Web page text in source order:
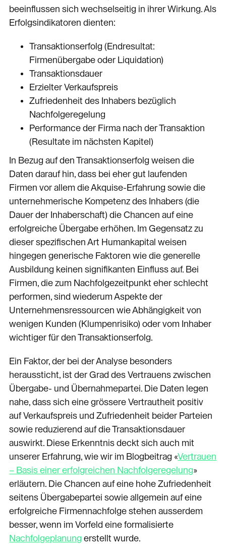
beeinflussen sich wechselseitig in ihrer Wirkung. Als
Erfolgsindikatoren dienten:
Transaktionserfolg (Endresultat:
Firmenübergabe oder Liquidation)
Transaktionsdauer
Erzielter Verkaufspreis
Zufriedenheit des Inhabers bezüglich
Nachfolgeregelung
Performance der Firma nach der Transaktion
(Resultate im nächsten Kapitel)
In Bezug auf den Transaktionserfolg weisen die
Daten darauf hin, dass bei eher gut laufenden
Firmen vor allem die Akquise-Erfahrung sowie die
unternehmerische Kompetenz des Inhabers (die
Dauer der Inhaberschaft) die Chancen auf eine
erfolgreiche Übergabe erhöhen. Im Gegensatz zu
dieser spezifischen Art Humankapital weisen
hingegen generische Faktoren wie die generelle
Ausbildung keinen signifikanten Einfluss auf. Bei
Firmen, die zum Nachfolgezeitpunkt eher schlecht
performen, sind wiederum Aspekte der
Unternehmensressourcen wie Abhängigkeit von
wenigen Kunden (Klumpenrisiko) oder vom Inhaber
wichtiger für den Transaktionserfolg.
Ein Faktor, der bei der Analyse besonders
heraussticht, ist der Grad des Vertrauens zwischen
Übergabe- und Übernahmepartei. Die Daten legen
nahe, dass sich eine grössere Vertrautheit positiv
auf Verkaufspreis und Zufriedenheit beider Parteien
sowie reduzierend auf die Transaktionsdauer
auswirkt. Diese Erkenntnis deckt sich auch mit
unserer Erfahrung, wie wir im Blogbeitrag «Vertrauen
– Basis einer erfolgreichen Nachfolgeregelung»
erläutern. Die Chancen auf eine hohe Zufriedenheit
seitens Übergabepartei sowie allgemein auf eine
erfolgreiche Firmennachfolge stehen ausserdem
besser, wenn im Vorfeld eine formalisierte
Nachfolgeplanung erstellt wurde.